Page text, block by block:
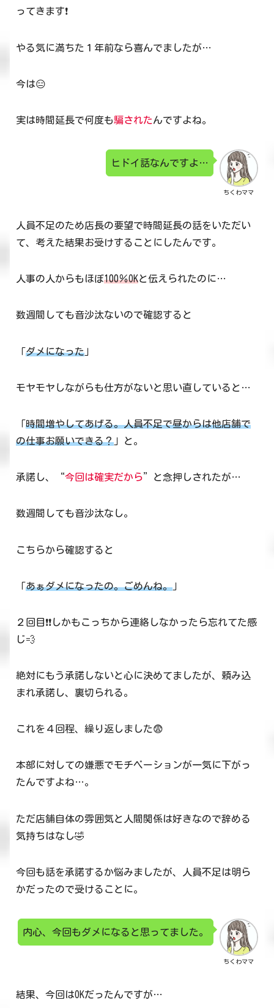
ってきます❗
やる気に満ちた１年前なら喜んでましたが…
今は😑
実は時間延長で何度も騙されたんですよね。
ちくわママ
ヒドイ話なんですよ…
人員不足のため店長の要望で時間延長の話をいただい
て、考えた結果お受けすることにしたんです。
人事の人からもほぼ100％OKと伝えられたのに…
数週間しても音沙汰ないので確認すると
「ダメになった 」
モヤモヤしながらも仕方がないと思い直していると…
「時間増やしてあげる。人員不足で昼からは他店舗で
の仕事お願いできる？ 」と。
承諾し、“今回は確実だから”と念押しされたが…
数週間しても音沙汰なし。
こちらから確認すると
「あぁダメになったの。ごめんね。 」
２回目❗❗しかもこっちから連絡しなかったら忘れてた感
じ💨
絶対にもう承諾しないと心に決めてましたが、頼み込
まれ承諾し、裏切られる。
これを４回程、繰り返しました😨
本部に対しての嫌悪でモチベーションが一気に下がっ
たんですよね…。
ただ店舗自体の雰囲気と人間関係は好きなので辞める
気持ちはなし🤣
今回も話を承諾するか悩みましたが、人員不足は明ら
かだったので受けることに。
ちくわママ
内心、今回もダメになると思ってました。
結果、今回はOKだったんですが…